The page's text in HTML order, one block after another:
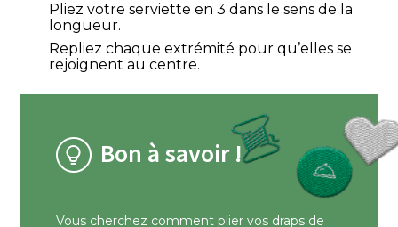
Pliez votre serviette en 3 dans le sens de la
longueur.
Repliez chaque extrémité pour qu’elles se
rejoignent au centre.
Bon à savoir !
Vous cherchez comment plier vos draps de